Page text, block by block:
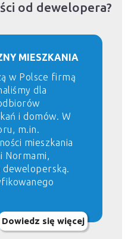
od dewelopera?
MIESZKANIA
w Polsce firmą
dla
i domów. W
m.in.
mieszkania
Normami,
Dowiedz się więcej